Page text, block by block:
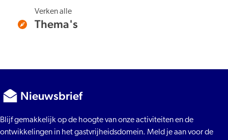
Verken alle
Thema's
Nieuwsbrief
Blijf gemakkelijk op de hoogte van onze activiteiten en de
ontwikkelingen in het gastvrijheidsdomein. Meld je aan voor de